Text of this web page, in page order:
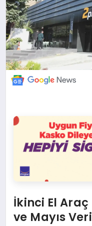
KÜNYE
İLETIŞIM
İkinci El Araç
ve Mayıs